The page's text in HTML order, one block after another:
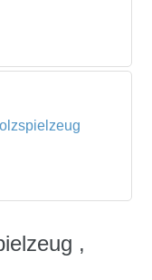
,